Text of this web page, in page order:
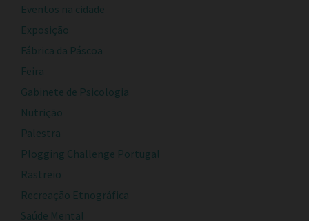
Eventos na cidade
Exposição
Fábrica da Páscoa
Feira
Gabinete de Psicologia
Nutrição
Palestra
Plogging Challenge Portugal
Rastreio
Recreação Etnográfica
Saúde Mental